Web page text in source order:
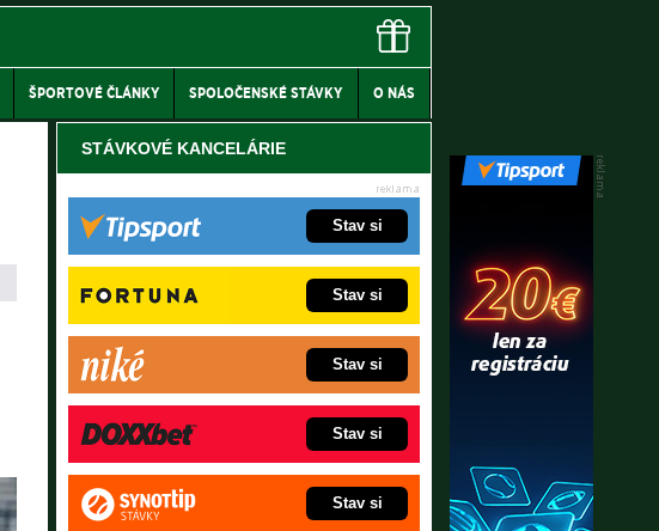
ŠPORTOVÉ ČLÁNKY SPOLOČENSKÉ STÁVKY O NÁS
STÁVKOVÉ KANCELÁRIE
Stav si
Stav si
Stav si
Stav si
Stav si